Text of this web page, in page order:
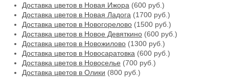
Доставка цветов в Новая Ижора (600 руб.)
Доставка цветов в Новая Ладога (1700 руб.)
Доставка цветов в Новогорелово (1500 руб.)
Доставка цветов в Новое Девяткино (600 руб.)
Доставка цветов в Новожилово (1300 руб.)
Доставка цветов в Новосаратовка (600 руб.)
Доставка цветов в Новоселье (700 руб.)
Доставка цветов в Олики (800 руб.)